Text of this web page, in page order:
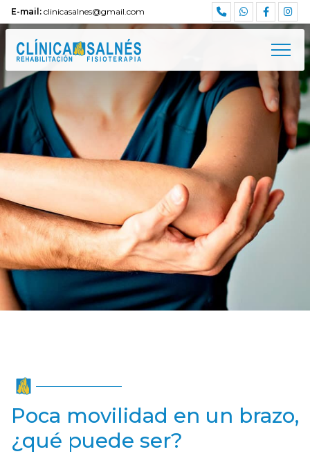
E-mail: clinicasalnes@gmail.com
Poca movilidad en un brazo,
¿qué puede ser?